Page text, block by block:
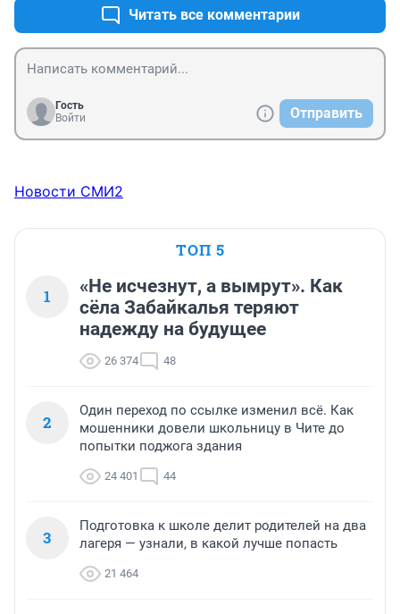
Читать все комментарии
Гость
Войти
Отправить
Новости СМИ2
ТОП 5
1
«Не исчезнут, а вымрут». Как
сёла Забайкалья теряют
надежду на будущее
26 374 48
2
Один переход по ссылке изменил всё. Как
мошенники довели школьницу в Чите до
попытки поджога здания
24 401 44
3
Подготовка к школе делит родителей на два
лагеря — узнали, в какой лучше попасть
21 464